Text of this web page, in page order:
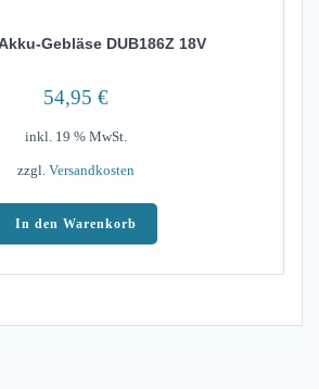
Gebläse DUB186Z 18V
54,95 €
inkl. 19 % MwSt.
zzgl. Versandkosten
In den Warenkorb